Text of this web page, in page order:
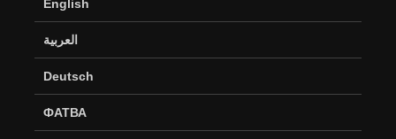
English
العربية
Deutsch
ФАТВА